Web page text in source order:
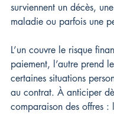
surviennent un décès,
maladie ou parfois une
L’un couvre le risque
paiement, l’autre prend
certaines situations
au contrat. À anticiper
comparaison des offres :